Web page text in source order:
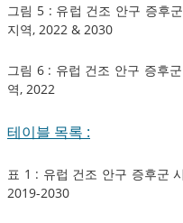
그림 5 : 유럽 건조 안구 증후
지역, 2022 & 2030
그림 6 : 유럽 건조 안구 증후
역, 2022
테이블 목록 :
표 1 : 유럽 건조 안구 증후군
2019-2030